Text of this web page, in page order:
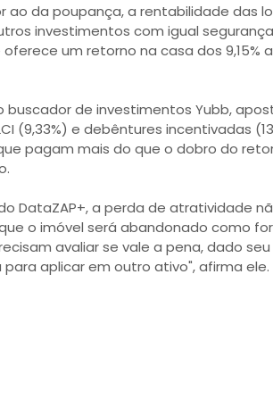
ao da poupança, a rentabilidade das
investimentos com igual
um retorno na casa dos 9,15%
de investimentos Yubb,
(9,33%) e debêntures incentivadas
pagam mais do que o dobro do
DataZAP+, a perda de atratividade
o imóvel será abandonado como
avaliar se vale a pena, dado
aplicar em outro ativo", afirma ele.